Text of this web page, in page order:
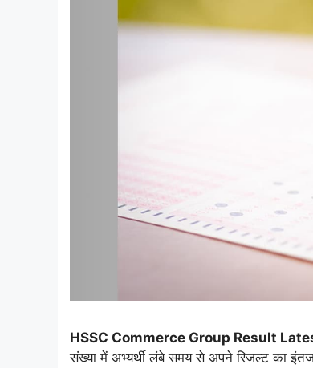
HSSC Commerce Group Result
संख्या में अभ्यर्थी लंबे समय से अपने रिजल्ट का